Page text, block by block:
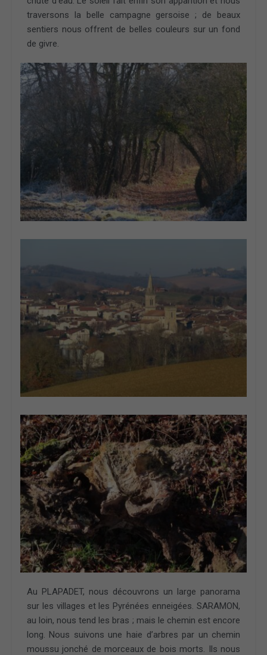
traversons la belle campagne gersoise ; de beaux
sentiers nous offrent de belles couleurs sur un fond
de givre.
Au PLAPADET, nous découvrons un large panorama
sur les villages et les Pyrénées enneigées. SARAMON,
au loin, nous tend les bras ; mais le chemin est encore
long. Nous suivons une haie d’arbres par un chemin
moussu jonché de morceaux de bois morts. Ils nous